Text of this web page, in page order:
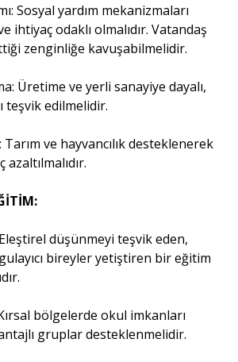
Sosyal yardım mekanizmaları
ihtiyaç odaklı olmalıdır. Vatandaş
zenginliğe kavuşabilmelidir.
Üretime ve yerli sanayiye dayalı,
teşvik edilmelidir.
Tarım ve hayvancılık desteklenerek
düşünmeyi teşvik eden,
bireyler yetiştiren bir eğitim
bölgelerde okul imkanları
gruplar desteklenmelidir.